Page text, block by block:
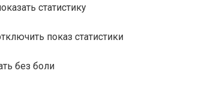
статистику
показ статистики
без боли